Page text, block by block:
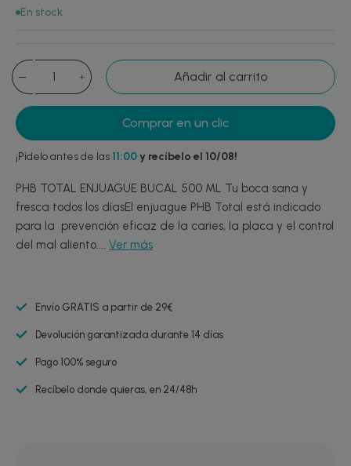
En stock
Añadir al carrito
Comprar en un clic
¡Pídelo antes de las 11:00y recíbelo el 10/08!
PHB TOTAL ENJUAGUE BUCAL 500 ML Tu boca sana y
fresca todos los díasEl enjuague PHB Total está indicado
para la prevención eficaz de la caries, la placa y el control
del mal aliento.... Ver más
Envío GRATIS a partir de 29€
Devolución garantizada durante 14 días
Pago 100% seguro
Recíbelo donde quieras, en 24/48h